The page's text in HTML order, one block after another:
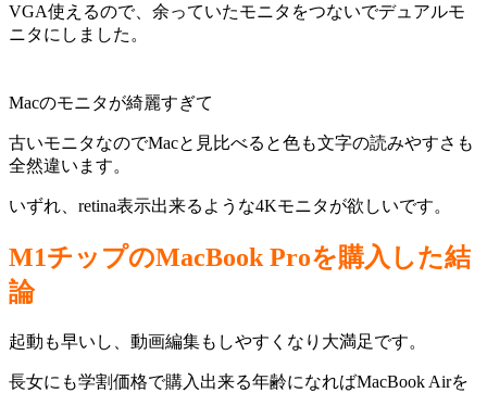
VGA使えるので、余っていたモニタをつないでデュアルモ
ニタにしました。
Macのモニタが綺麗すぎて
古いモニタなのでMacと見比べると色も文字の読みやすさも
全然違います。
いずれ、retina表示出来るような4Kモニタが欲しいです。
M1チップのMacBook Proを購入した結
論
起動も早いし、動画編集もしやすくなり大満足です。
長女にも学割価格で購入出来る年齢になればMacBook Airを